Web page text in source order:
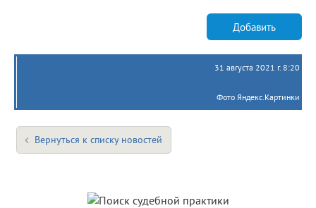
Добавить
31 августа 2021 г. 8:20
Фото Яндекс.Картинки
Вернуться к списку новостей